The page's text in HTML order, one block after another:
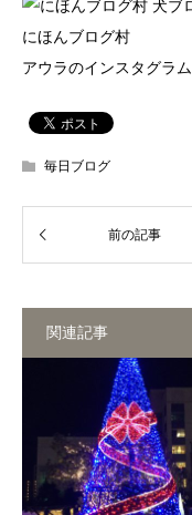
にほんブログ村
アウラのインスタグラム
毎日ブログ
関連記事